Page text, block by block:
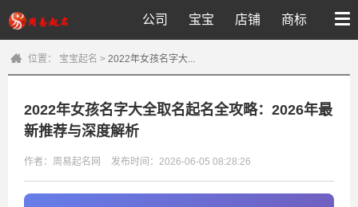
公司 宝宝 店铺 商标
位置： 宝宝起名 > 2022年女孩名字大...
2022年女孩名字大全取名起名全攻略：2026年最
新推荐与深度解析
作者：周易起名网 发布时间：2026-06-05 08:28:26